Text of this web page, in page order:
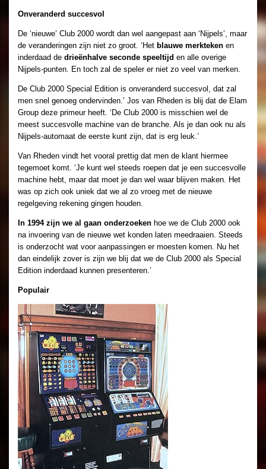
Onveranderd succesvol
De ‘nieuwe’ Club 2000 wordt dan wel aangepast aan ‘Nijpels’, maar
de veranderingen zijn niet zo groot. ‘Het blauwe merkteken en
inderdaad de drieënhalve seconde speeltijd en alle overige
Nijpels-punten. En toch zal de speler er niet zo veel van merken.
De Club 2000 Special Edition is onveranderd succesvol, dat zal
men snel genoeg ondervinden.’ Jos van Rheden is blij dat de Elam
Group deze primeur heeft. ‘De Club 2000 is misschien wel de
meest succesvolle machine van de branche. Als je dan ook nu als
Nijpels-automaat de eerste kunt zijn, dat is erg leuk.’
Van Rheden vindt het vooral prettig dat men de klant hiermee
tegemoet komt. ‘Je kunt wel steeds roepen dat je een succesvolle
machine hebt, maar dat moet je dan wel waar blijven maken. Het
was op zich ook uniek dat we al zo vroeg met de nieuwe
regelgeving rekening gingen houden.
In 1994 zijn we al gaan onderzoeken hoe we de Club 2000 ook
na invoering van de nieuwe wet konden laten meedraaien. Steeds
is onderzocht wat voor aanpassingen er moesten komen. Nu het
dan eindelijk zover is zijn we blij dat we de Club 2000 als Special
Edition inderdaad kunnen presenteren.’
Populair